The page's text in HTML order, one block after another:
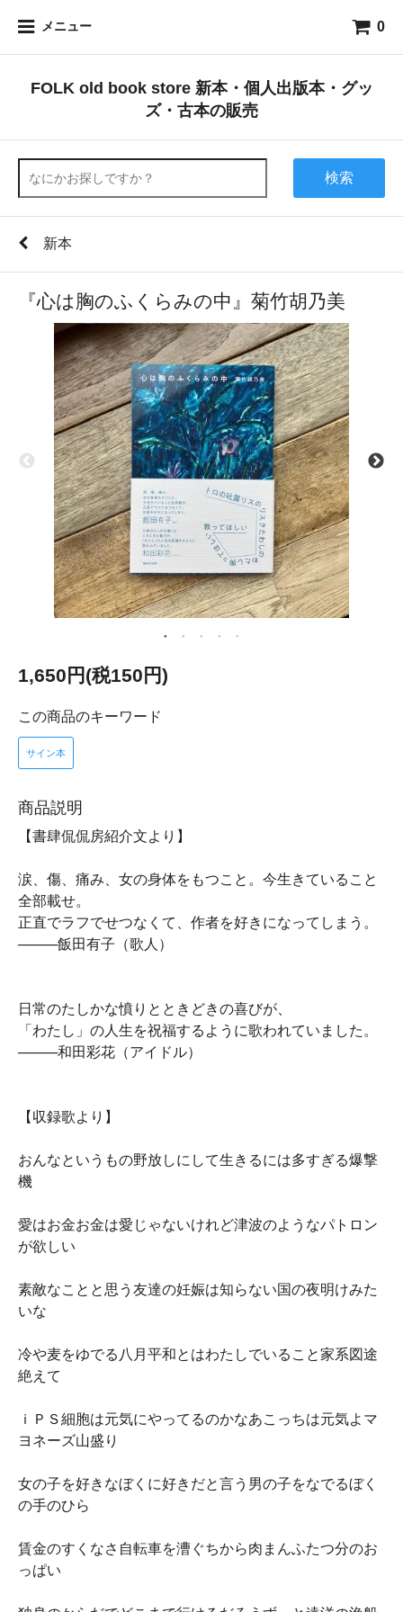
メニュー 0
FOLK old book store 新本・個人出版本・グッ
ズ・古本の販売
検索
新本
『心は胸のふくらみの中』菊竹胡乃美
1,650円(税150円)
この商品のキーワード
サイン本
商品説明
【書肆侃侃房紹介文より】
涙、傷、痛み、女の身体をもつこと。今生きていること
全部載せ。
正直でラフでせつなくて、作者を好きになってしまう。
────飯田有子（歌人）
日常のたしかな憤りとときどきの喜びが、
「わたし」の人生を祝福するように歌われていました。
────和田彩花（アイドル）
【収録歌より】
おんなというもの野放しにして生きるには多すぎる爆撃
機
愛はお金お金は愛じゃないけれど津波のようなパトロン
が欲しい
素敵なことと思う友達の妊娠は知らない国の夜明けみた
いな
冷や麦をゆでる八月平和とはわたしでいること家系図途
絶えて
ｉＰＳ細胞は元気にやってるのかなあこっちは元気よマ
ヨネーズ山盛り
女の子を好きなぼくに好きだと言う男の子をなでるぼく
の手のひら
賃金のすくなさ自転車を漕ぐちから肉まんふたつ分のお
っぱい